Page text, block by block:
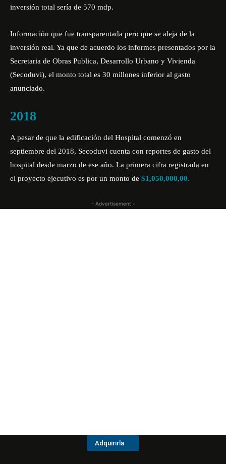
inversión total sería de 570 mdp.
Información que fue transparentada pero que se aleja de la
inversión real. Ya que de acuerdo los informes presentados por la
Secretaria de Obras Publica, Desarrollo Urbano y Vivienda
(Secoduvi), el monto total es 30 millones inferior al gasto
anunciado.
2018
A pesar de que la edificación del Hospital comenzó en
septiembre del 2018, Secoduvi cuenta con reportes de gasto del
hospital desde marzo de ese año. La primera cifra registrada en
el proyecto ejecutivo es por un monto de $1,050,000,00.
- Advertisement -
Adquirirla